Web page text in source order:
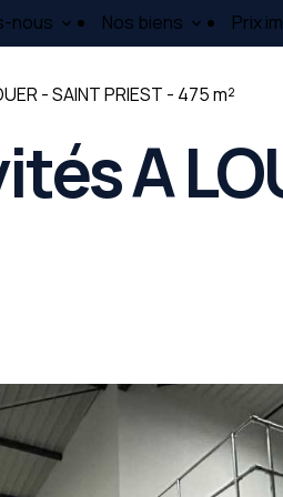
nous Nos biens Prix
- SAINT PRIEST - 475 m²
A